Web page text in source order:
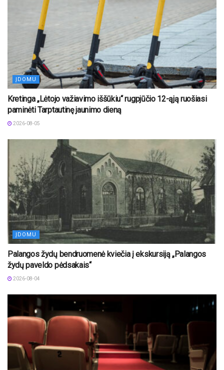
ĮDOMU
Kretinga „Lėtojo važiavimo iššūkiu“ rugpjūčio 12-ąją ruošiasi
paminėti Tarptautinę jaunimo dieną
2026-08-05
ĮDOMU
Palangos žydų bendruomenė kviečia į ekskursiją „Palangos
žydų paveldo pėdsakais“
2026-08-04